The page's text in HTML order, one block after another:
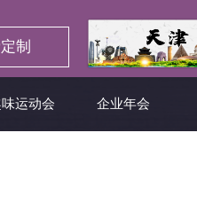
运动会 企业年会
制